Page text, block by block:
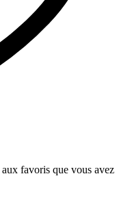
favoris que vous avez